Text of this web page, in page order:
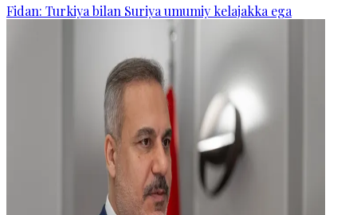
Fidan: Turkiya bilan Suriya umumiy kelajakka ega